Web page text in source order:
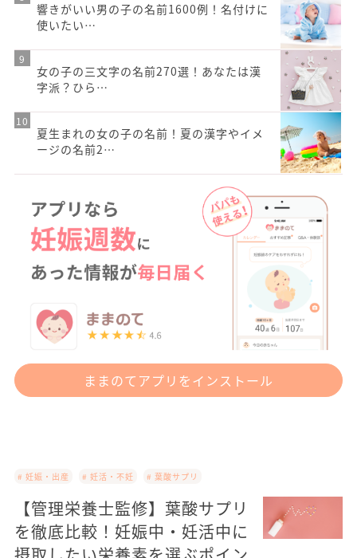
響きがいい男の子の名前1600例！名付けに
使いたい…
女の子の三文字の名前270選！あなたは漢
字派？ひら…
夏生まれの女の子の名前！夏の漢字やイメ
ージの名前2…
ままのてアプリをインストール
# 妊娠・出産 # 妊活・不妊 # 葉酸サプリ
【管理栄養士監修】葉酸サプリ
を徹底比較！妊娠中・妊活中に